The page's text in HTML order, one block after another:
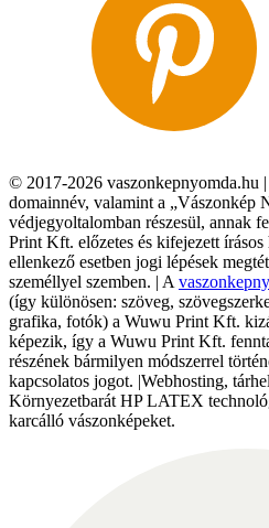
© 2017-2026 vaszonkepnyomda.hu
domainnév, valamint a „Vászonkép
védjegyoltalomban részesül, annak
Print Kft. előzetes és kifejezett írásos
ellenkező esetben jogi lépések
személlyel szemben. | A
(így különösen: szöveg,
grafika, fotók) a Wuwu Print Kft.
képezik, így a Wuwu Print Kft.
részének bármilyen módszerrel
kapcsolatos jogot. |Webhosting,
Környezetbarát HP LATEX
karcálló vászonképeket.